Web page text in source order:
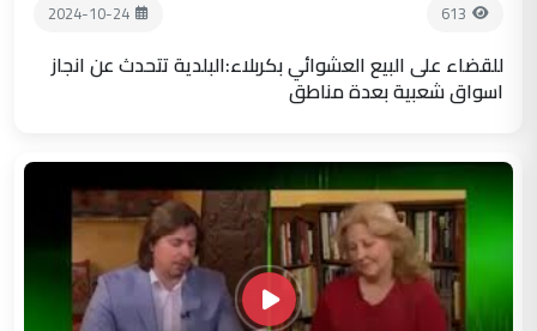
613
2024-10-24
للقضاء على البيع العشوائي بكربلاء:البلدية تتحدث عن انجاز
اسواق شعبية بعدة مناطق